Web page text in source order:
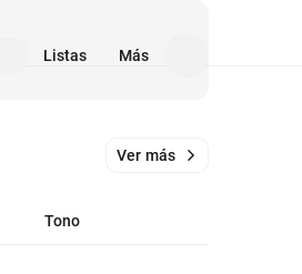
Listas Más
Ver más
Tono